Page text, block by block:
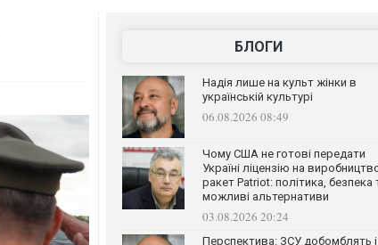
БЛОГИ
Надія лише на культ жінки в
українській культурі
06.08.2026 08:49
Чому США не готові передати
Україні ліцензію на
ракет Patriot: політика, безпека
можливі альтернативи
03.08.2026 20:24
Перспектива: ЗСУ добомблять і